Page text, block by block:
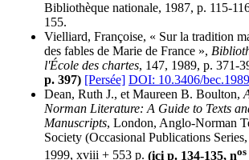
Bibliothèque nationale, 1987, p. 115-
155.
Vielliard, Françoise, « Sur la tradition
des fables de Marie de France »,
l'École des chartes, 147, 1989, p. 371-
p. 397) [Persée] DOI: 10.3406/
Dean, Ruth J., et Maureen B. Boulton,
Norman Literature: A Guide to Texts
Manuscripts, London, Anglo-Norman
Society (Occasional Publications
1999, xviii + 553 p. (ici p. 134-135, nos